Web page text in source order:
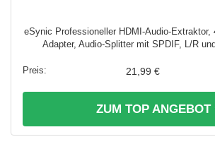
eSynic Professioneller HDMI-Audio-Extraktor,
Adapter, Audio-Splitter mit SPDIF, L/R
21,99 €
ZUM TOP ANGEBOT